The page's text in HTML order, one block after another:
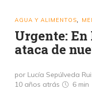
AGUA Y ALIMENTOS
Urgente: En
ataca de
por Lucía Sepúlveda
10 años atrás
6 min